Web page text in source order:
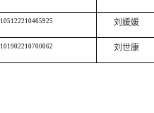
105122210465925 刘媛媛
101902210700062 刘世康